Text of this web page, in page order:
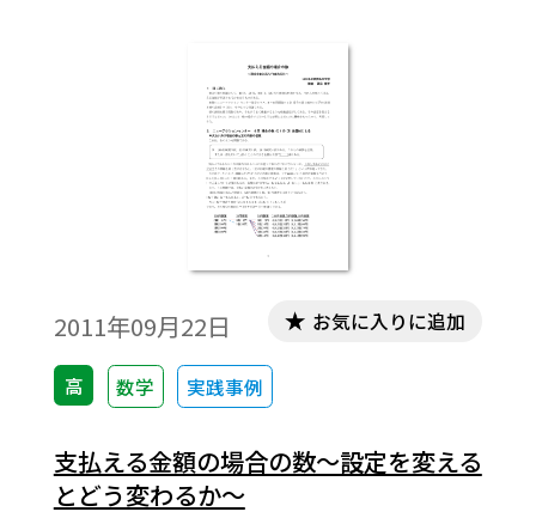
間をかけています。なぜそんな面倒な手続き
をする必要があるのでしょうか。この作業
の必然性を理解させることが大切です。その
ため私は「重複度」という言葉を用い、組
合せを教える前から、登場させ、その共通
性を考えさせるように心がけています。
2011年09月22日
高 数学 実践事例
お気に入りに追加
支払える金額の場合の数～設定を変える
とどう変わるか～